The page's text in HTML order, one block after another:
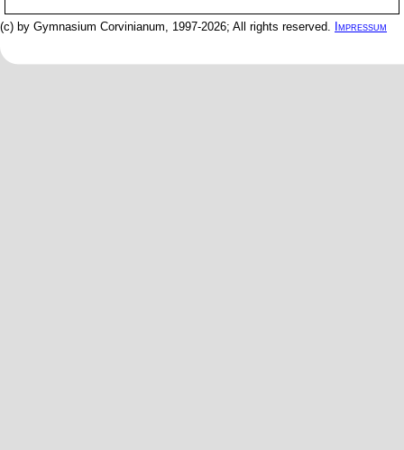
(c) by Gymnasium Corvinianum, 1997-2026; All rights reserved. Impressum